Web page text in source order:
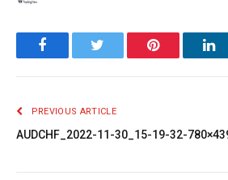
Facebook Pinterest
PREVIOUS ARTICLE
AUDCHF_2022-11-30_15-19-32-